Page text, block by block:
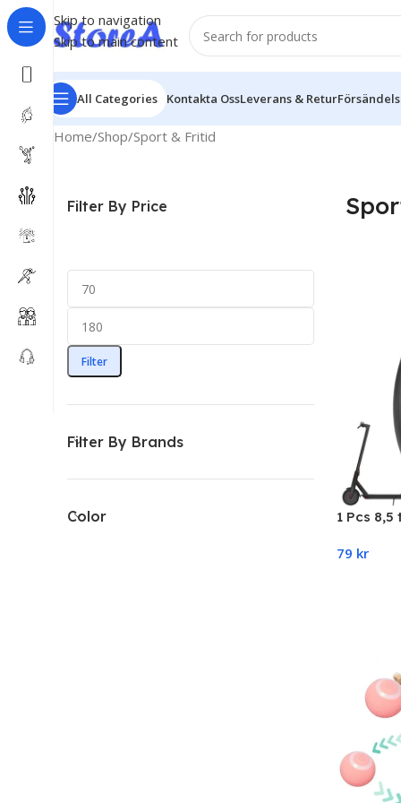
Skip to navigation
Skip to main content
All Categories Kontakta OssLeverans & Retur
Home Shop Sport & Fritid
Filter By Price
Filter
Filter By Brands
Color
1 Pcs
79 kr